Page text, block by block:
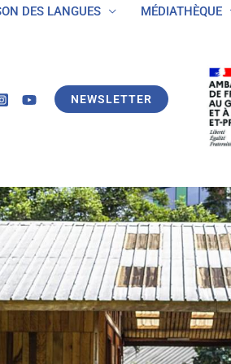
DES LANGUES MÉDIATHÈQUE
NEWSLETTER
DES LANGUES MÉDIATHÈQUE